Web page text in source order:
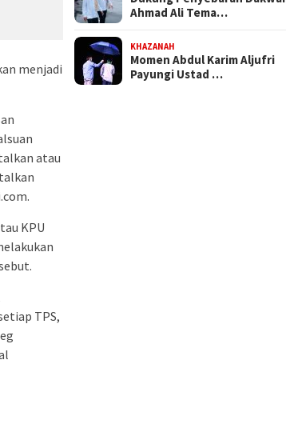
menjadi
atau
KPU
TPS,
Ahmad Ali Tema…
KHAZANAH
Momen Abdul Karim Aljufri
Payungi Ustad …